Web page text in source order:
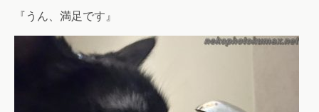
『うん、満足です』